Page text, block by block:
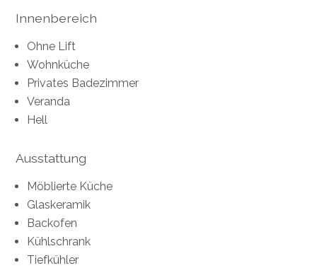
Innenbereich
Ohne Lift
Wohnküche
Privates Badezimmer
Veranda
Hell
Ausstattung
Möblierte Küche
Glaskeramik
Backofen
Kühlschrank
Tiefkühler